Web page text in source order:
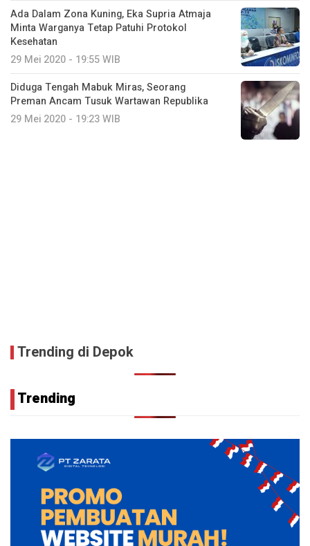
Ada Dalam Zona Kuning, Eka Supria Atmaja
Minta Warganya Tetap Patuhi Protokol
Kesehatan
29 Mei 2020 - 19:55 WIB
Diduga Tengah Mabuk Miras, Seorang
Preman Ancam Tusuk Wartawan Republika
29 Mei 2020 - 19:23 WIB
Trending di Depok
Trending